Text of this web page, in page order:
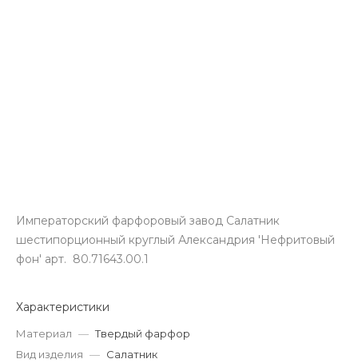
Императорский фарфоровый завод Салатник
шестипорционный круглый Александрия 'Нефритовый
фон' арт. 80.71643.00.1
Характеристики
Материал — Твердый фарфор
Вид изделия — Салатник